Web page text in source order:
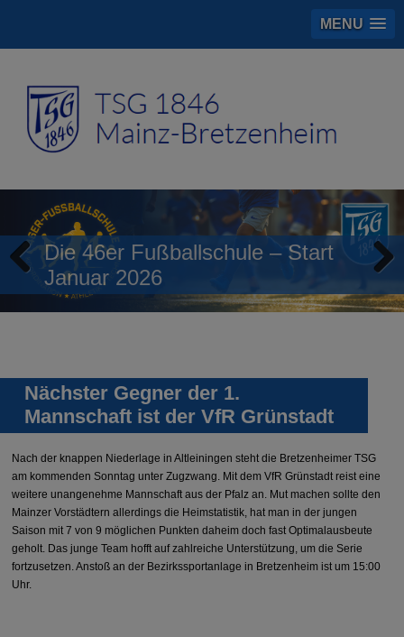
MENU
Die 46er Fußballschule – Start
Januar 2026
Previous
Nächster Gegner der 1.
Mannschaft ist der VfR Grünstadt
Nach der knappen Niederlage inAltleiningen steht die Bretzenheimer TSG
am kommenden Sonntag unter Zugzwang. Mit dem VfRGrünstadt reist eine
weitere unangenehme Mannschaft aus der Pfalz an. Mut machen sollte den
Mainzer Vorstädtern allerdings die Heimstatistik, hat man in der jungen
Saison mit 7 von 9 möglichen Punkten daheim doch fast Optimalausbeute
geholt. Das junge Team hofft auf zahlreiche Unterstützung, um die Serie
fortzusetzen. Anstoß an der Bezirkssportanlage in Bretzenheim ist um 15:00
Uhr.